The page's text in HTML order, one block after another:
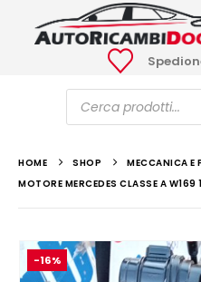
Ricerca
prodotti
HOME SHOP MECCANICA E
MOTORE MERCEDES CLASSE A
-16%